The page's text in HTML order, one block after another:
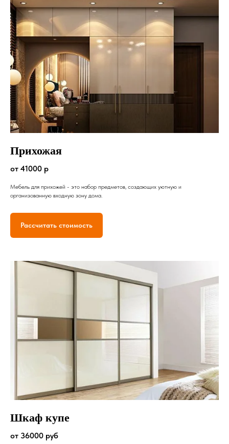
Прихожая
от 41000 р
Мебель для прихожей - это набор предметов, создающих уютную и
организованную входную зону дома.
Рассчитать стоимость
Шкаф купе
от 36000 руб